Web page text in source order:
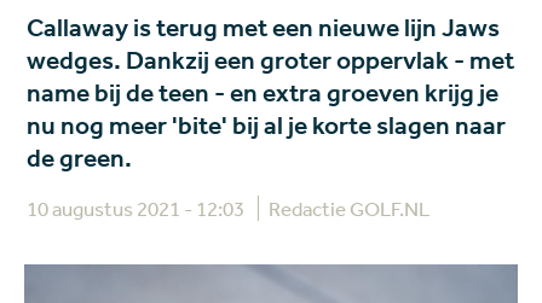
Callaway is terug met een nieuwe lijn Jaws
wedges. Dankzij een groter oppervlak - met
name bij de teen - en extra groeven krijg je
nu nog meer 'bite' bij al je korte slagen naar
de green.
10 augustus 2021 - 12:03 Redactie GOLF.NL